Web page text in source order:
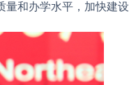
和办学水平，加快建